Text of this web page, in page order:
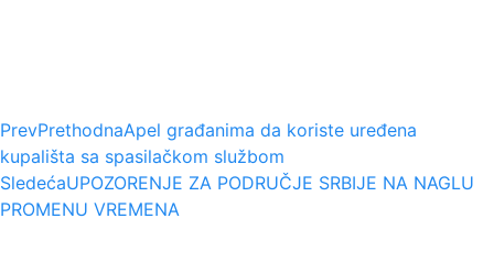
PrevPrethodnaApel građanima da koriste uređena
kupališta sa spasilačkom službom
SledećaUPOZORENJE ZA PODRUČJE SRBIJE NA NAGLU
PROMENU VREMENA